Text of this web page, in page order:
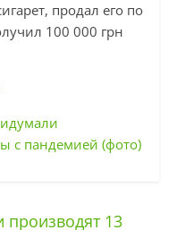
продал его по
100 000 грн
с пандемией (фото)
13